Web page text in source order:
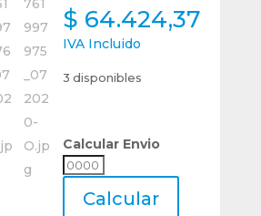
$ 64.424,37
IVA Incluido
3 disponibles
Calcular Envio
Calcular
Calcular